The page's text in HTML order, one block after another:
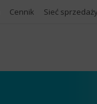
Cennik Sieć sprzedaży